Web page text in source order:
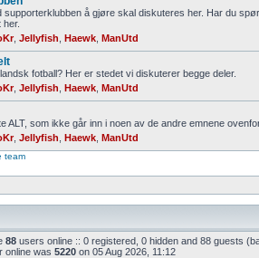
supporterklubben å gjøre skal diskuteres her. Har du
, Jellyfish Haewk ManUtd
fotball? Her er stedet vi diskuterer begge deler.
, Jellyfish Haewk ManUtd
ALT, som ikke går inn i noen av de andre emnene
, Jellyfish Haewk ManUtd
team
88 users online :: 0 registered, 0 hidden and 88 guests
online was 5220 on 05 Aug 2026, 11:12